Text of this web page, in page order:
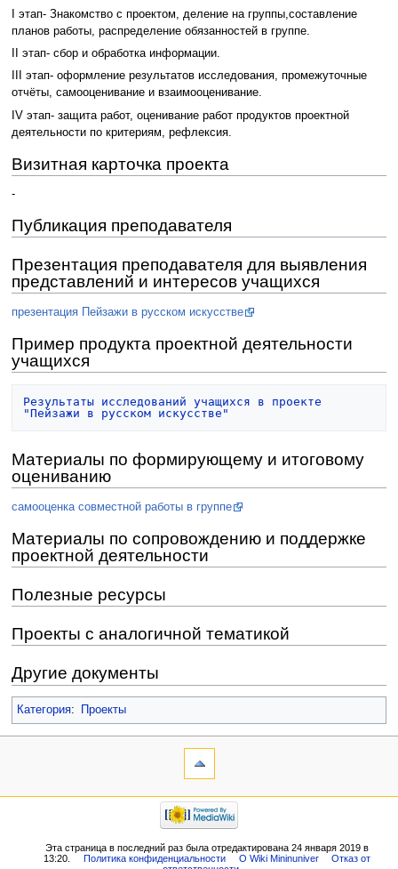
I этап- Знакомство с проектом, деление на группы,составление
планов работы, распределение обязанностей в группе.
II этап- сбор и обработка информации.
III этап- оформление результатов исследования, промежуточные
отчёты, самооценивание и взаимооценивание.
IV этап- защита работ, оценивание работ продуктов проектной
деятельности по критериям, рефлексия.
Визитная карточка проекта
-
Публикация преподавателя
Презентация преподавателя для выявления
представлений и интересов учащихся
презентация Пейзажи в русском искусстве
Пример продукта проектной деятельности
учащихся
Результаты исследований учащихся в проекте
"Пейзажи в русском искусстве"
Материалы по формирующему и итоговому
оцениванию
самооценка совместной работы в группе
Материалы по сопровождению и поддержке
проектной деятельности
Полезные ресурсы
Проекты с аналогичной тематикой
Другие документы
Категория: Проекты
Эта страница в последний раз была отредактирована 24 января 2019 в
13:20.
Политика конфиденциальности О Wiki Mininuniver
Отказ от